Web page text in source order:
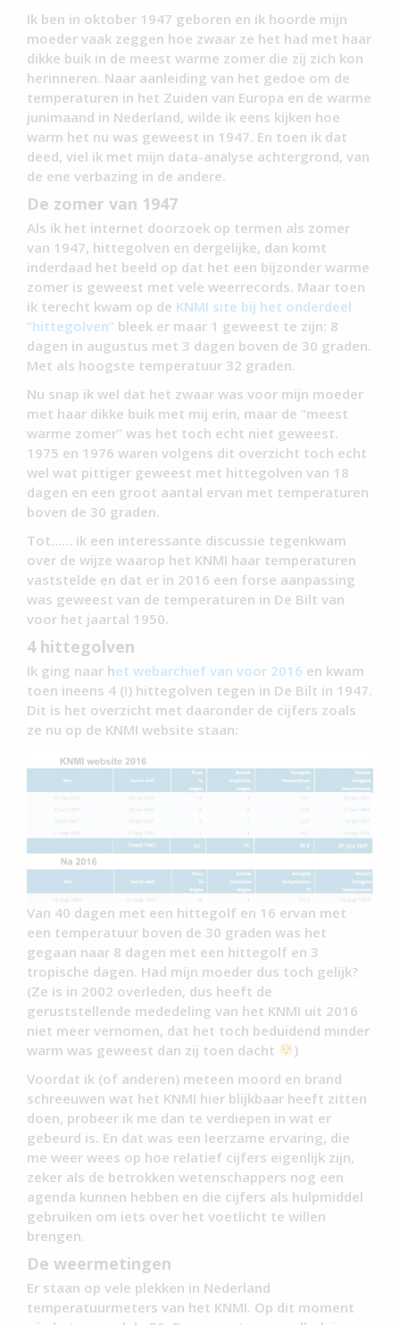
Ik ben in oktober 1947 geboren en ik hoorde mijn
moeder vaak zeggen hoe zwaar ze het had met haar
dikke buik in de meest warme zomer die zij zich kon
herinneren. Naar aanleiding van het gedoe om de
temperaturen in het Zuiden van Europa en de warme
junimaand in Nederland, wilde ik eens kijken hoe
warm het nu was geweest in 1947. En toen ik dat
deed, viel ik met mijn data-analyse achtergrond, van
de ene verbazing in de andere.
De zomer van 1947
Als ik het internet doorzoek op termen als zomer
van 1947, hittegolven en dergelijke, dan komt
inderdaad het beeld op dat het een bijzonder warme
zomer is geweest met vele weerrecords. Maar toen
ik terecht kwam op de KNMI site bij het onderdeel
“hittegolven” bleek er maar 1 geweest te zijn: 8
dagen in augustus met 3 dagen boven de 30 graden.
Met als hoogste temperatuur 32 graden.
Nu snap ik wel dat het zwaar was voor mijn moeder
met haar dikke buik met mij erin, maar de “meest
warme zomer” was het toch echt niet geweest.
1975 en 1976 waren volgens dit overzicht toch echt
wel wat pittiger geweest met hittegolven van 18
dagen en een groot aantal ervan met temperaturen
boven de 30 graden.
Tot…… ik een interessante discussie tegenkwam
over de wijze waarop het KNMI haar temperaturen
vaststelde en dat er in 2016 een forse aanpassing
was geweest van de temperaturen in De Bilt van
voor het jaartal 1950.
4 hittegolven
Ik ging naar het webarchief van voor 2016 en kwam
toen ineens 4 (!) hittegolven tegen in De Bilt in 1947.
Dit is het overzicht met daaronder de cijfers zoals
ze nu op de KNMI website staan:
Van 40 dagen met een hittegolf en 16 ervan met
een temperatuur boven de 30 graden was het
gegaan naar 8 dagen met een hittegolf en 3
tropische dagen. Had mijn moeder dus toch gelijk?
(Ze is in 2002 overleden, dus heeft de
geruststellende mededeling van het KNMI uit 2016
niet meer vernomen, dat het toch beduidend minder
warm was geweest dan zij toen dacht
)
Voordat ik (of anderen) meteen moord en brand
schreeuwen wat het KNMI hier blijkbaar heeft zitten
doen, probeer ik me dan te verdiepen in wat er
gebeurd is. En dat was een leerzame ervaring, die
me weer wees op hoe relatief cijfers eigenlijk zijn,
zeker als de betrokken wetenschappers nog een
agenda kunnen hebben en die cijfers als hulpmiddel
gebruiken om iets over het voetlicht te willen
brengen.
De weermetingen
Er staan op vele plekken in Nederland
temperatuurmeters van het KNMI. Op dit moment